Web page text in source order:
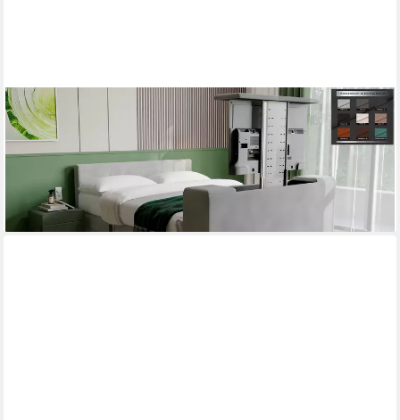
PAARA
Boxspringbett mit TV Lift elektrisch verstellbar mit Motor mit
alles - Modell 25GM, mit Belüftungssystem
ab 2.435,00 €
lieferbar in 5 Wochen